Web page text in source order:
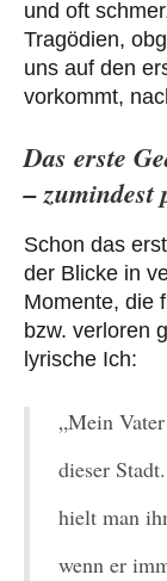
und oft
Tragödien,
uns auf den
vorkommt,
Das erste
– zumindest
Schon das
der Blicke in
Momente, die
bzw. verloren
lyrische Ich:
„Mein
dieser
hielt man
wenn er